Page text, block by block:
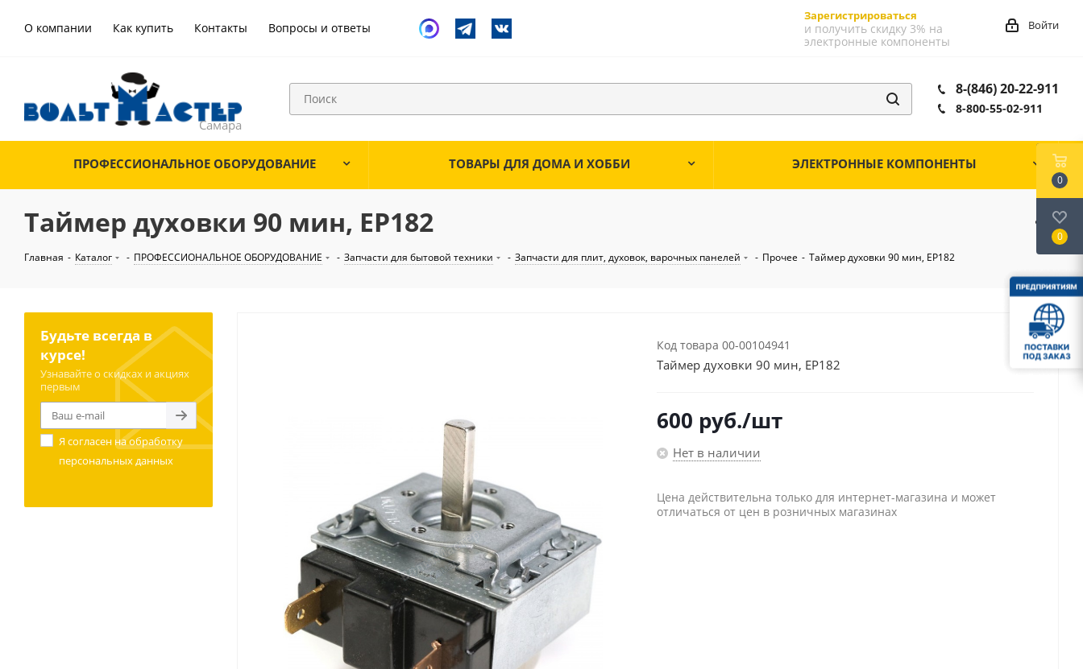
О компании Как купить Контакты Вопросы и ответы
Зарегистрироваться
и получить скидку 3% на
электронные компоненты
Войти
8-(846) 20-22-911
8-800-55-02-911
ПРОФЕССИОНАЛЬНОЕ ОБОРУДОВАНИЕ ТОВАРЫ ДЛЯ ДОМА И ХОББИ ЭЛЕКТРОННЫЕ КОМПОНЕНТЫ
Таймер духовки 90 мин, EP182
Главная - Каталог - ПРОФЕССИОНАЛЬНОЕ ОБОРУДОВАНИЕ - Запчасти для бытовой техники - Запчасти для плит, духовок, варочных панелей - Прочее - Таймер духовки 90 мин, EP182
Код товара 00-00104941
Таймер духовки 90 мин, EP182
600 руб./шт
Нет в наличии
Цена действительна только для интернет-магазина и может
отличаться от цен в розничных магазинах
Будьте всегда в
курсе!
Узнавайте о скидках и акциях
первым
Я согласен наобработку
персональных данных
0
0